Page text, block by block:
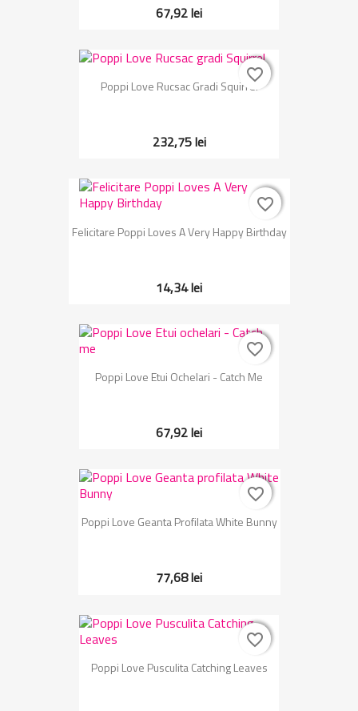
67,92 lei
Poppi Love Rucsac Gradi Squirrel
232,75 lei
favorite_border
favorite_border
Felicitare Poppi Loves A Very Happy Birthday
14,34 lei
favorite_border
favorite_border
Poppi Love Etui Ochelari - Catch Me
67,92 lei
favorite_border
favorite_border
Poppi Love Geanta Profilata White Bunny
77,68 lei
favorite_border
favorite_border
Poppi Love Pusculita Catching Leaves
favorite_border
favorite_border